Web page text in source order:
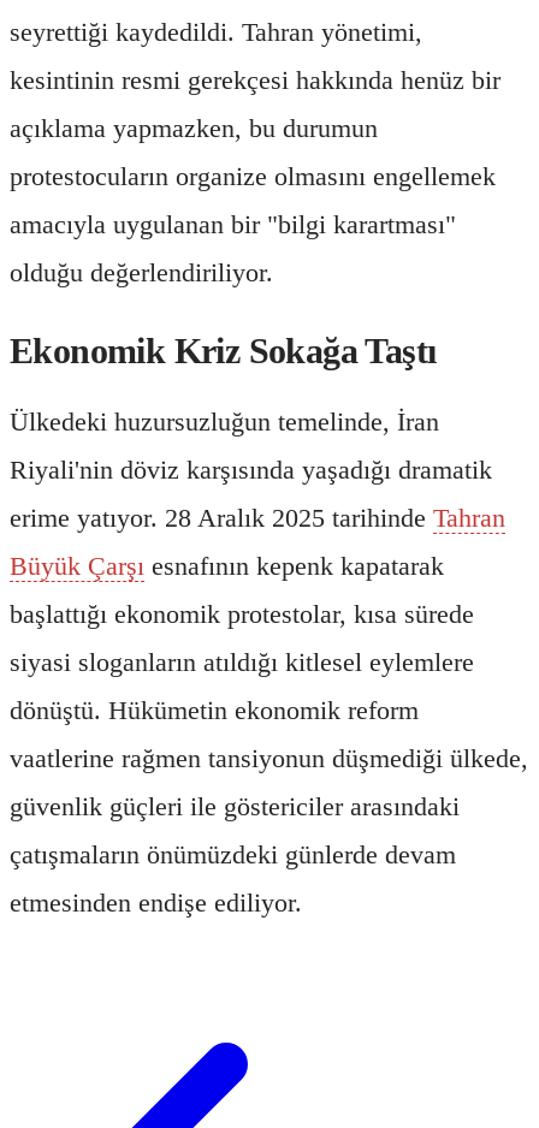
seyrettiği kaydedildi. Tahran yönetimi,
kesintinin resmi gerekçesi hakkında henüz bir
açıklama yapmazken, bu durumun
protestocuların organize olmasını engellemek
amacıyla uygulanan bir "bilgi karartması"
olduğu değerlendiriliyor.
Ekonomik Kriz Sokağa Taştı
Ülkedeki huzursuzluğun temelinde, İran
Riyali'nin döviz karşısında yaşadığı dramatik
erime yatıyor. 28 Aralık 2025 tarihinde Tahran
Büyük Çarşı esnafının kepenk kapatarak
başlattığı ekonomik protestolar, kısa sürede
siyasi sloganların atıldığı kitlesel eylemlere
dönüştü. Hükümetin ekonomik reform
vaatlerine rağmen tansiyonun düşmediği ülkede,
güvenlik güçleri ile göstericiler arasındaki
çatışmaların önümüzdeki günlerde devam
etmesinden endişe ediliyor.